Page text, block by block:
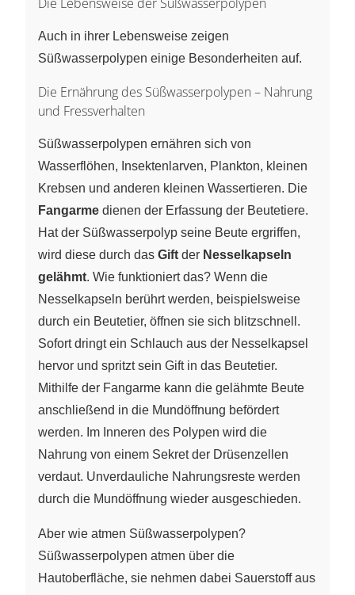
Auch in ihrer Lebensweise zeigen
Süßwasserpolypen einige Besonderheiten auf.
Die Ernährung des Süßwasserpolypen – Nahrung
und Fressverhalten
Süßwasserpolypen ernähren sich von
Wasserflöhen, Insektenlarven, Plankton, kleinen
Krebsen und anderen kleinen Wassertieren. Die
Fangarme dienen der Erfassung der Beutetiere.
Hat der Süßwasserpolyp seine Beute ergriffen,
wird diese durch das Gift der Nesselkapseln
gelähmt. Wie funktioniert das? Wenn die
Nesselkapseln berührt werden, beispielsweise
durch ein Beutetier, öffnen sie sich blitzschnell.
Sofort dringt ein Schlauch aus der Nesselkapsel
hervor und spritzt sein Gift in das Beutetier.
Mithilfe der Fangarme kann die gelähmte Beute
anschließend in die Mundöffnung befördert
werden. Im Inneren des Polypen wird die
Nahrung von einem Sekret der Drüsenzellen
verdaut. Unverdauliche Nahrungsreste werden
durch die Mundöffnung wieder ausgeschieden.
Aber wie atmen Süßwasserpolypen?
Süßwasserpolypen atmen über die
Hautoberfläche, sie nehmen dabei Sauerstoff aus